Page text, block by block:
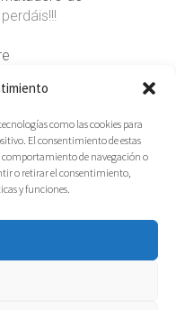
como las cookies para
El consentimiento de estas
de navegación o
o retirar el consentimiento,
y funciones.
Share